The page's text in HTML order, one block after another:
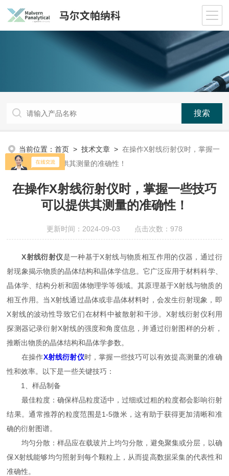
当前位置：首页 >技术文章 >在操作X射线衍射仪时，掌握一
些技巧可以提供其测量的准确性！
在操作X射线衍射仪时，掌握一些技巧
可以提供其测量的准确性！
更新时间：2024-09-03 点击次数：978
X射线衍射仪是一种基于X射线与物质相互作用的仪器，通过衍
射现象揭示物质的晶体结构和晶体学信息。它广泛应用于材料科学、
晶体学、结构分析和固体物理学等领域。其原理基于X射线与物质的
相互作用。当X射线通过晶体或非晶体材料时，会发生衍射现象，即
X射线的波动性导致它们在材料中被散射和干涉。X射线衍射仪利用
探测器记录衍射X射线的强度和角度信息，并通过衍射图样的分析，
推断出物质的晶体结构和晶体学参数。
在操作X射线衍射仪时，掌握一些技巧可以有效提高测量的准确
性和效率。以下是一些关键技巧：
1、样品制备
最佳粒度：确保样品粒度适中，过细或过粗的粒度都会影响衍射
结果。通常推荐的粒度范围是1-5微米，这有助于获得更加清晰和准
确的衍射图谱。
均匀分散：样品应在载玻片上均匀分散，避免聚集或分层，以确
保X射线能够均匀照射到每个颗粒上，从而提高数据采集的代表性和
准确性。